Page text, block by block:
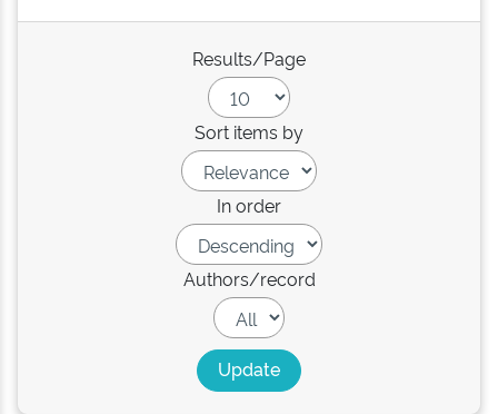
Results/Page
Sort items by
In order
Authors/record